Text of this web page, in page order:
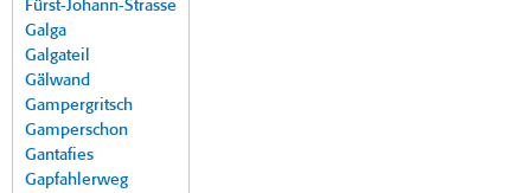
Fürst-Johann-Strasse
Galga
Galgateil
Gälwand
Gampergritsch
Gamperschon
Gantafies
Gapfahlerweg